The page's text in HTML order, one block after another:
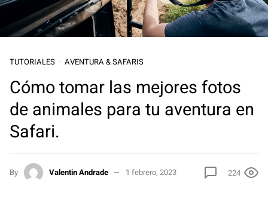
TUTORIALES AVENTURA & SAFARIS
Cómo tomar las mejores fotos
de animales para tu aventura en
Safari.
By Valentin Andrade 1 febrero, 2023 224